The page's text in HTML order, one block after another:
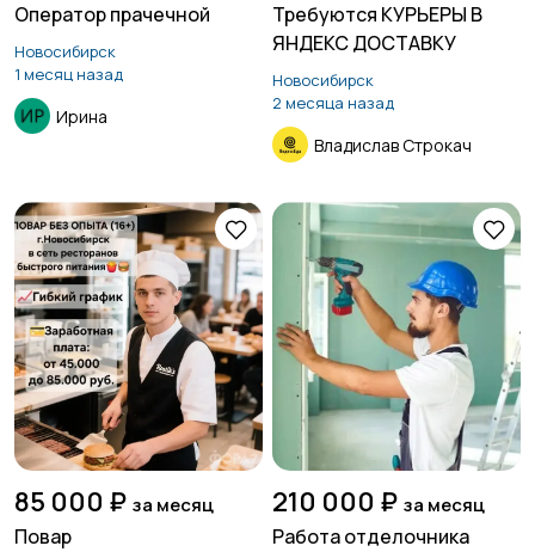
Оператор прачечной
Новосибирск
1 месяц назад
Ирина
Требуются КУРЬЕРЫ В
ЯНДЕКС ДОСТАВКУ
Новосибирск
2 месяца назад
Владислав Строкач
85 000 ₽ за месяц
Повар
210 000 ₽ за месяц
Работа отделочника